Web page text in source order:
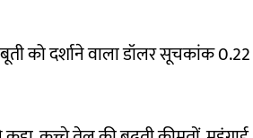
को दर्शाने वाला डॉलर सूचकांक 0.22